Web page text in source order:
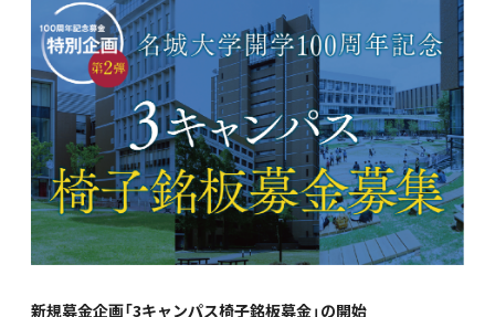
新規募金企画「3キャンパス椅子銘板募金」の開始